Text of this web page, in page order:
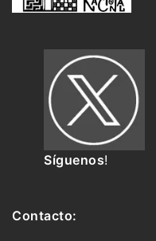
Síguenos!
Contacto: